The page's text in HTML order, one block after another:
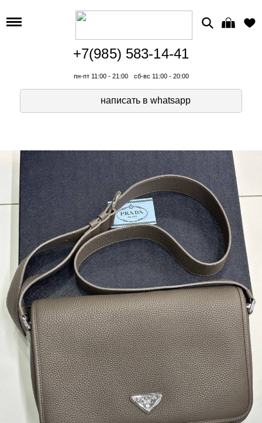
+7(985) 583-14-41
пн-пт 11:00 - 21:00 сб-вс 11:00 - 20:00
написать в whatsapp